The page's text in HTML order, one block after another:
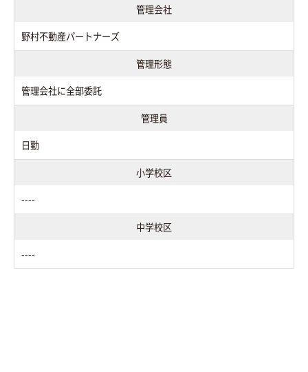
管理会社
野村不動産パートナーズ
管理形態
管理会社に全部委託
管理員
日勤
小学校区
----
中学校区
----